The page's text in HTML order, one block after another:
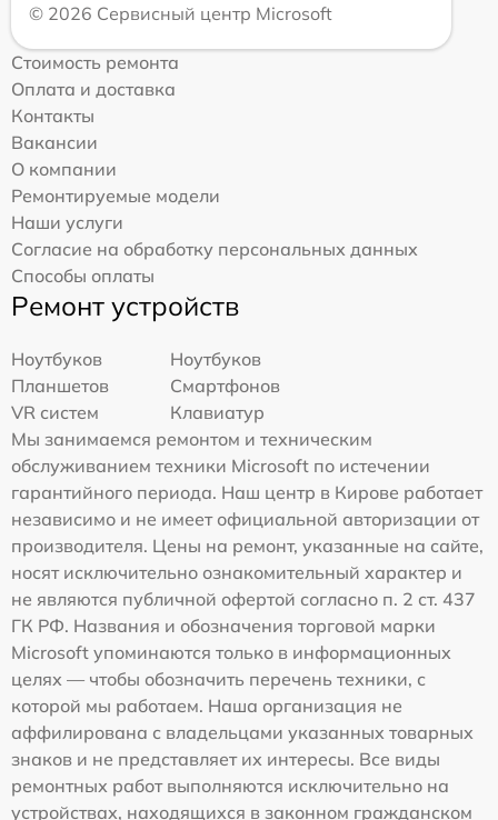
© 2026 Сервисный центр Microsoft
Стоимость ремонта
Оплата и доставка
Контакты
Вакансии
О компании
Ремонтируемые модели
Наши услуги
Согласие на обработку персональных данных
Способы оплаты
Ремонт устройств
Ноутбуков
Ноутбуков
Планшетов
Смартфонов
VR систем
Клавиатур
Мы занимаемся ремонтом и техническим
обслуживанием техники Microsoft по истечении
гарантийного периода. Наш центр в Кирове работает
независимо и не имеет официальной авторизации от
производителя. Цены на ремонт, указанные на сайте,
носят исключительно ознакомительный характер и
не являются публичной офертой согласно п. 2 ст. 437
ГК РФ. Названия и обозначения торговой марки
Microsoft упоминаются только в информационных
целях — чтобы обозначить перечень техники, с
которой мы работаем. Наша организация не
аффилирована с владельцами указанных товарных
знаков и не представляет их интересы. Все виды
ремонтных работ выполняются исключительно на
устройствах, находящихся в законном гражданском